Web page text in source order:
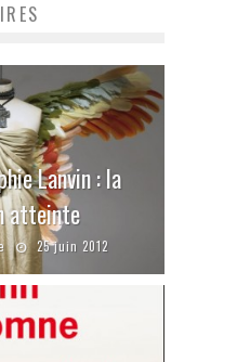
Lanvin : la
atteinte
25 juin 2012